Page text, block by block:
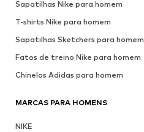
Sapatilhas Nike para homem
T-shirts Nike para homem
Sapatilhas Sketchers para homem
Fatos de treino Nike para homem
Chinelos Adidas para homem
MARCAS PARA HOMENS
NIKE